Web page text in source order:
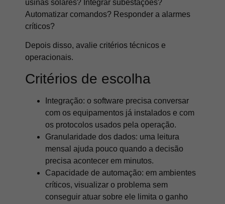
usinas solares? Integrar subestações?
Automatizar comandos? Responder a alarmes
críticos?
Depois disso, avalie critérios técnicos e
operacionais.
Critérios de escolha
Integração: o software precisa conversar
com os equipamentos já instalados e com
os protocolos usados pela operação.
Granularidade dos dados: uma leitura
mensal ajuda pouco quando a decisão
precisa acontecer em minutos.
Capacidade de automação: em ambientes
críticos, visualizar o problema sem
conseguir atuar sobre ele limita o ganho